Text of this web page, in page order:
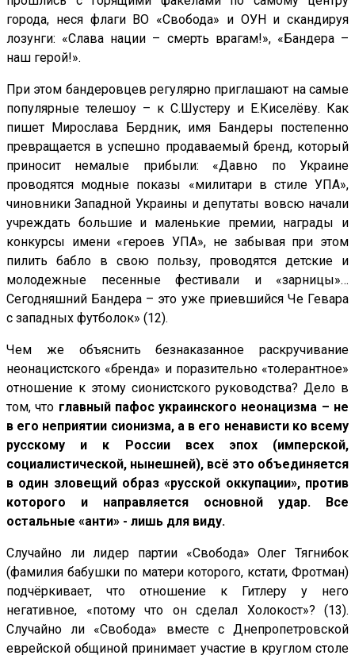
города, неся флаги ВО «Свобода» и ОУН и скандируя
лозунги: «Слава нации – смерть врагам!», «Бандера –
наш герой!».
При этом бандеровцев регулярно приглашают на самые
популярные телешоу – к С.Шустеру и Е.Киселёву. Как
пишет Мирослава Бердник, имя Бандеры постепенно
превращается в успешно продаваемый бренд, который
приносит немалые прибыли: «Давно по Украине
проводятся модные показы «милитари в стиле УПА»,
чиновники Западной Украины и депутаты вовсю начали
учреждать большие и маленькие премии, награды и
конкурсы имени «героев УПА», не забывая при этом
пилить бабло в свою пользу, проводятся детские и
молодежные песенные фестивали и «зарницы»…
Сегодняшний Бандера – это уже приевшийся Че Гевара
с западных футболок» (12).
Чем же объяснить безнаказанное раскручивание
неонацистского «бренда» и поразительно «толерантное»
отношение к этому сионистского руководства? Дело в
том, что главный пафос украинского неонацизма – не
в его неприятии сионизма, а в его ненависти ко всему
русскому и к России всех эпох (имперской,
социалистической, нынешней), всё это объединяется
в один зловещий образ «русской оккупации», против
которого и направляется основной удар. Все
остальные «анти» - лишь для виду.
Случайно ли лидер партии «Свобода» Олег Тягнибок
(фамилия бабушки по матери которого, кстати, Фротман)
подчёркивает, что отношение к Гитлеру у него
негативное, «потому что он сделал Холокост»? (13).
Случайно ли «Свобода» вместе с Днепропетровской
еврейской общиной принимает участие в круглом столе